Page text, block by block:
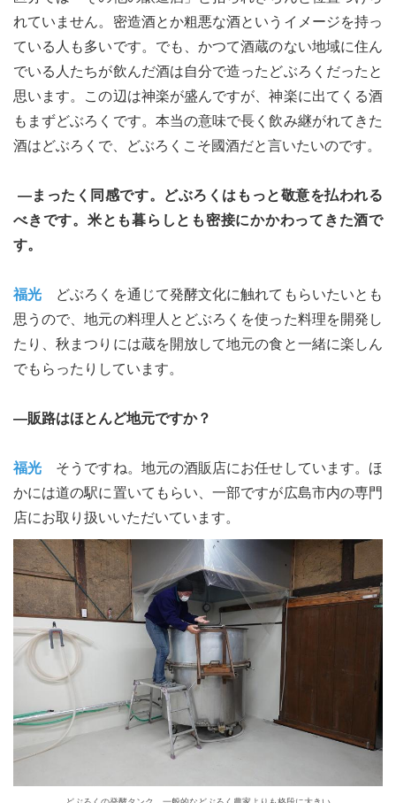
れていません。密造酒とか粗悪な酒というイメージを持っ
ている人も多いです。でも、かつて酒蔵のない地域に住ん
でいる人たちが飲んだ酒は自分で造ったどぶろくだったと
思います。この辺は神楽が盛んですが、神楽に出てくる酒
もまずどぶろくです。本当の意味で長く飲み継がれてきた
酒はどぶろくで、どぶろくこそ國酒だと言いたいのです。
―まったく同感です。どぶろくはもっと敬意を払われる
べきです。米とも暮らしとも密接にかかわってきた酒で
す。
福光 どぶろくを通じて発酵文化に触れてもらいたいとも
思うので、地元の料理人とどぶろくを使った料理を開発し
たり、秋まつりには蔵を開放して地元の食と一緒に楽しん
でもらったりしています。
―販路はほとんど地元ですか？
福光 そうですね。地元の酒販店にお任せしています。ほ
かには道の駅に置いてもらい、一部ですが広島市内の専門
店にお取り扱いいただいています。